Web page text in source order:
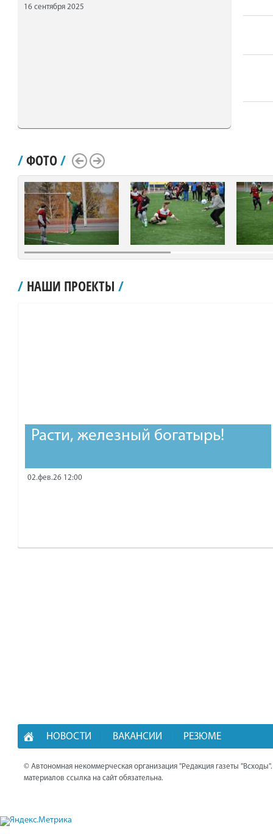
16 сентября 2025
/ФОТО/
Scroll LeftScroll Right
/ НАШИ ПРОЕКТЫ /
Расти, железный богатырь!
02.фев.26 12:00
НОВОСТИ ВАКАНСИИ РЕЗЮМЕ
© Автономная некоммерческая организация "Редакция газеты
материалов ссылка на сайт обязательна.